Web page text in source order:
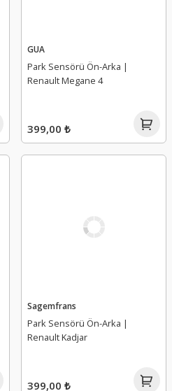
GUA
Park Sensörü Ön-Arka |
Renault Megane 4
399,00 ₺
Sagemfrans
Park Sensörü Ön-Arka |
Renault Kadjar
399,00 ₺